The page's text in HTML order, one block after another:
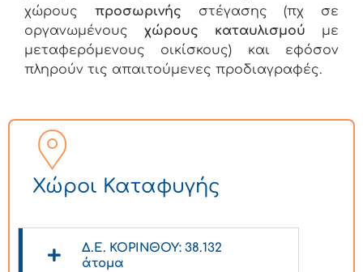
χώρους προσωρινής στέγασης (πχ σε
οργανωμένους χώρους καταυλισμού με
μεταφερόμενους οικίσκους) και εφόσον
πληρούν τις απαιτούμενες προδιαγραφές.
Χώροι Καταφυγής
Δ.Ε. ΚΟΡΙΝΘΟΥ: 38.132
άτομα